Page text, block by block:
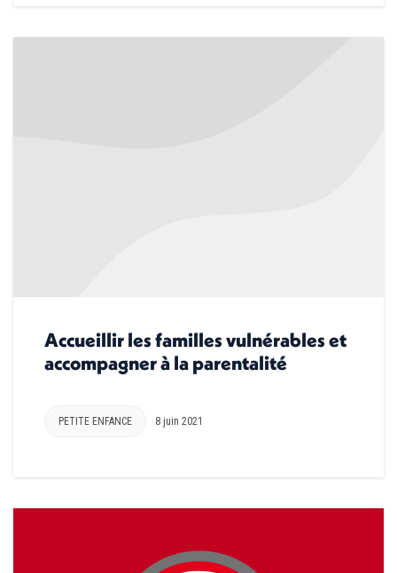
Accueillir les familles vulnérables et
accompagner à la parentalité
PETITE ENFANCE 8 juin 2021